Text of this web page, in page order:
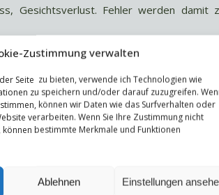
Zustimmung verwalten
Seite zu bieten, verwende ich Technologien wie
zu speichern und/oder darauf zuzugreifen.
können wir Daten wie das Surfverhalten oder
verarbeiten. Wenn Sie Ihre Zustimmung nicht
bestimmte Merkmale und Funktionen
Ablehnen Einstellungen
Gesichtsverlust. Fehler werden damit
fördern.
als Stillstand.